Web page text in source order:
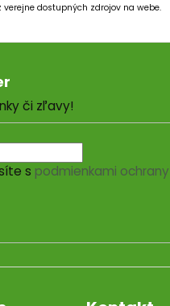
dostupných zdrojov na webe.
či zľavy!
s podmienkami